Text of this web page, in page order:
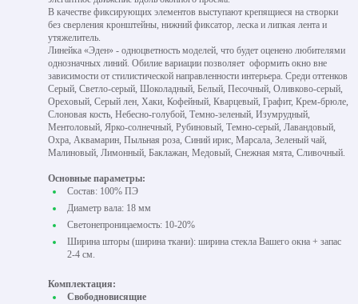
В качестве фиксирующих элементов выступают крепящиеся на створки
без сверления кронштейны, нижний фиксатор, леска и липкая лента и
утяжелитель.
Линейка «Эден» - одноцветность моделей, что будет оценено любителями
однозначных линий. Обилие вариации позволяет оформить окно вне
зависимости от стилистической направленности интерьера. Среди оттенков
Серый, Светло-серый, Шоколадный, Белый, Песочный, Оливково-серый,
Ореховый, Серый лен, Хаки, Кофейный, Кварцевый, Графит, Крем-брюле,
Слоновая кость, Небесно-голубой, Темно-зеленый, Изумрудный,
Ментоловый, Ярко-солнечный, Рубиновый, Темно-серый, Лавандовый,
Охра, Аквамарин, Пыльная роза, Синий ирис, Марсала, Зеленый чай,
Малиновый, Лимонный, Баклажан, Медовый, Снежная мята, Сливочный.
Основные параметры:
Состав: 100% ПЭ
Диаметр вала: 18 мм
Светонепроницаемость: 10-20%
Ширина шторы (ширина ткани): ширина стекла Вашего окна + запас
2-4 см.
Комплектация:
Свободновисящие